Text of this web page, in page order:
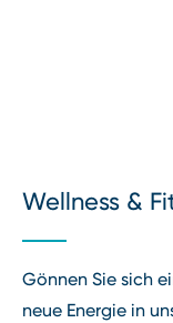
Wellness &
Gönnen Sie sich
neue Energie in